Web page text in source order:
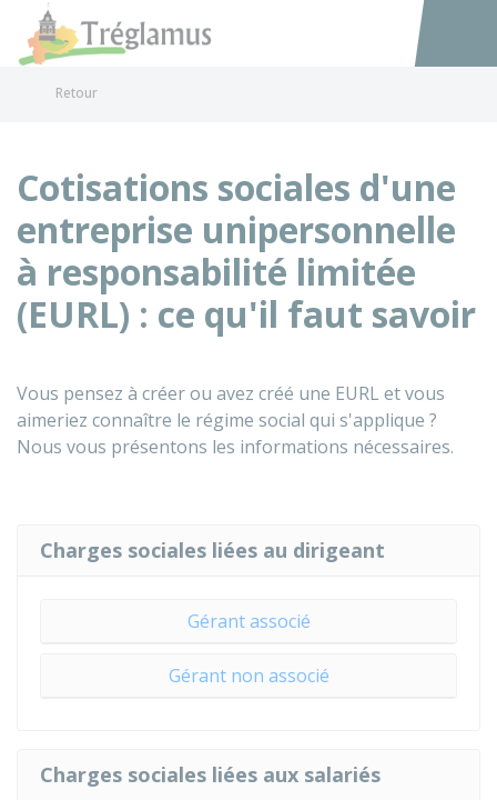
Accéder
Retour
Cotisations sociales d'une
entreprise unipersonnelle
à responsabilité limitée
(EURL) : ce qu'il faut savoir
Vous pensez à créer ou avez créé une EURL et vous
aimeriez connaître le régime social qui s'applique ?
Nous vous présentons les informations nécessaires.
Charges sociales liées au dirigeant
Gérant associé
Gérant non associé
Charges sociales liées aux salariés